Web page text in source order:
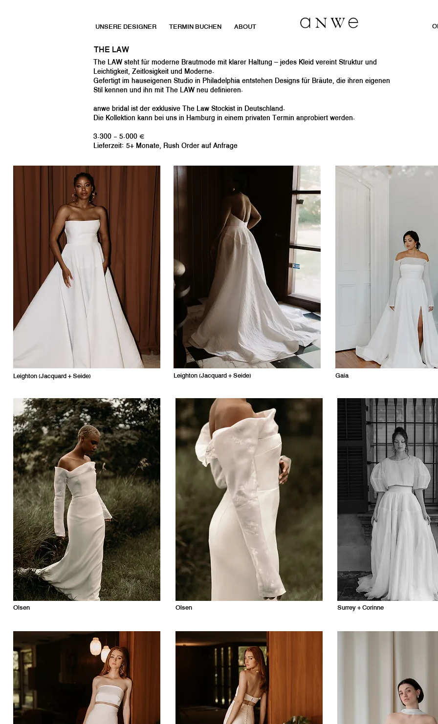
UNSERE DESIGNER TERMIN BUCHEN ABOUT
THE LAW
The LAW steht für moderne Brautmode mit klarer Haltung – jedes Kleid vereint Struktur und
Leichtigkeit, Zeitlosigkeit und Moderne.
Gefertigt im hauseigenen Studio in Philadelphia entstehen Designs für Bräute, die ihren eigenen
Stil kennen und ihn mit The LAW neu definieren.
anwe bridal ist der exklusive The Law Stockist in Deutschland.
Die Kollektion kann bei uns in Hamburg in einem privaten Termin anprobiert werden.
3.300 - 5.000 €
Lieferzeit: 5+ Monate, Rush Order auf Anfrage
Leighton (Jacquard + Seide) Leighton(Jacquard + Seide) Gaia
Olsen Olsen Surrey + Corinne